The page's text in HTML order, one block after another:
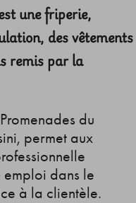
une friperie,
des vêtements
remis par la
du
permet aux
emploi dans le
à la clientèle.